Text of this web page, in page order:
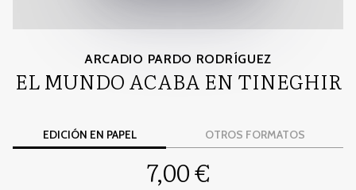
ARCADIO PARDO RODRÍGUEZ
EL MUNDO ACABA EN TINEGHIR
EDICIÓN EN PAPEL OTROS FORMATOS
7,00 €